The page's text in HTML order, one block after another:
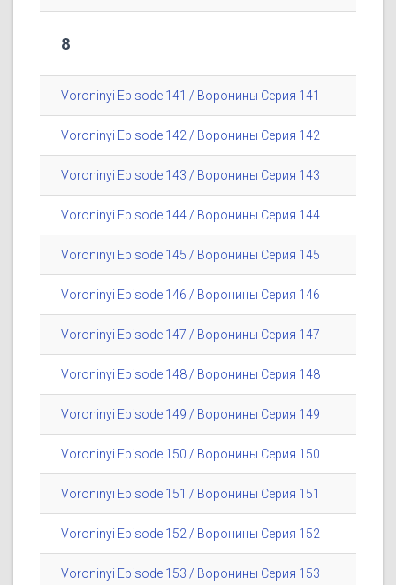
8
Voroninyi Episode 141 / Воронины Серия 141
Voroninyi Episode 142 / Воронины Серия 142
Voroninyi Episode 143 / Воронины Серия 143
Voroninyi Episode 144 / Воронины Серия 144
Voroninyi Episode 145 / Воронины Серия 145
Voroninyi Episode 146 / Воронины Серия 146
Voroninyi Episode 147 / Воронины Серия 147
Voroninyi Episode 148 / Воронины Серия 148
Voroninyi Episode 149 / Воронины Серия 149
Voroninyi Episode 150 / Воронины Серия 150
Voroninyi Episode 151 / Воронины Серия 151
Voroninyi Episode 152 / Воронины Серия 152
Voroninyi Episode 153 / Воронины Серия 153